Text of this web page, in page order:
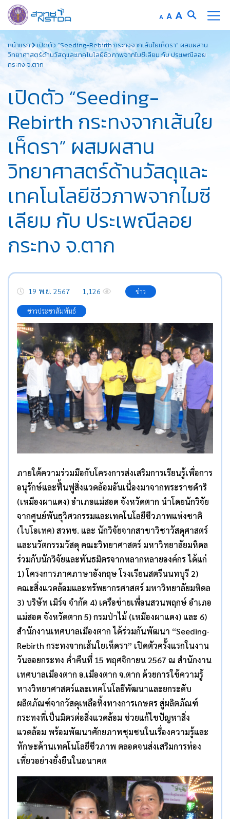
to
content
A Decrease
font
size.
AReset
font
size.
A Increase
font
size.
หน้าแรก
เปิดตัว “Seeding-Rebirth กระทงจากเส้นใยเห็ดรา” ผสมผสาน
วิทยาศาสตร์ด้านวัสดุและเทคโนโลยีชีวภาพจากไมซีเลียม กับ ประเพณีลอย
กระทง จ.ตาก
เปิดตัว “Seeding-
Rebirth กระทงจากเส้นใย
เห็ดรา” ผสมผสาน
วิทยาศาสตร์ด้านวัสดุและ
เทคโนโลยีชีวภาพจากไมซี
เลียม กับ ประเพณีลอย
กระทง จ.ตาก
19 พ.ย. 2567 1,126 ข่าว
ข่าวประชาสัมพันธ์
ภายใต้ความร่วมมือกับโครงการส่งเสริมการเรียนรู้เพื่อการ
อนุรักษ์และฟื้นฟูสิ่งแวดล้อมอันเนื่องมาจากพระราชดำริ
(เหมืองผาแดง) อำเภอแม่สอด จังหวัดตาก นำโดยนักวิจัย
จากศูนย์พันธุวิศวกรรมและเทคโนโลยีชีวภาพแห่งชาติ
(ไบโอเทค) สวทช. และ นักวิจัยจากสาขาวิชาวัสดุศาสตร์
และนวัตกรรมวัสดุ คณะวิทยาศาสตร์ มหาวิทยาลัยมหิดล
ร่วมกับนักวิจัยและพันธมิตรจากหลากหลายองค์กร ได้แก่
1) โครงการภาคภาษาอังกฤษ โรงเรียนสตรีนนทบุรี 2)
คณะสิ่งแวดล้อมและทรัพยากรศาสตร์ มหาวิทยาลัยมหิดล
3) บริษัท เมิร์จ จำกัด 4) เครือข่ายเพื่อนสวนพฤกษ์ อำเภอ
แม่สอด จังหวัดตาก 5) กรมป่าไม้ (เหมืองผาแดง) และ 6)
สำนักงานเทศบาลเมืองตาก ได้ร่วมกันพัฒนา “Seeding-
Rebirth กระทงจากเส้นใยเห็ดรา” เปิดตัวครั้งแรกในงาน
วันลอยกระทง ค่ำคืนที่ 15 พฤศจิกายน 2567 ณ สำนักงาน
เทศบาลเมืองตาก อ.เมืองตาก จ.ตาก ด้วยการใช้ความรู้
ทางวิทยาศาสตร์และเทคโนโลยีพัฒนาและยกระดับ
ผลิตภัณฑ์จากวัสดุเหลือทิ้งทางการเกษตร สู่ผลิตภัณฑ์
กระทงที่เป็นมิตรต่อสิ่งแวดล้อม ช่วยแก้ไขปัญหาสิ่ง
แวดล้อม พร้อมพัฒนาศักยภาพชุมชนในเรื่องความรู้และ
ทักษะด้านเทคโนโลยีชีวภาพ ตลอดจนส่งเสริมการท่อง
เที่ยวอย่างยั่งยืนในอนาคต